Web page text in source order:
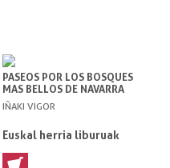
PASEOS POR LOS BOSQUES
MAS BELLOS DE NAVARRA
IÑAKI VIGOR
Euskal herria liburuak